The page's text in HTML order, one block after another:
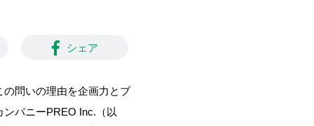
シェア
問いの理由を企画力とブ
パニーPREO Inc.（以